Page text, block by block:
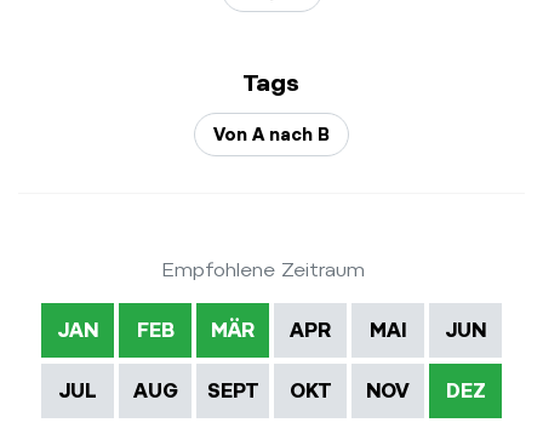
Tags
Von A nach B
Empfohlene Zeitraum
JAN FEB MÄR APR MAI JUN
JUL AUG SEPT OKT NOV DEZ